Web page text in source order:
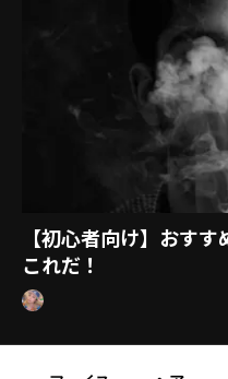
【初心者向け】おす
これだ！